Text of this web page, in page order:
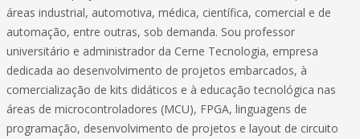
áreas industrial, automotiva, médica, científica, comercial e de
automação, entre outras, sob demanda. Sou professor
universitário e administrador da Cerne Tecnologia, empresa
dedicada ao desenvolvimento de projetos embarcados, à
comercialização de kits didáticos e à educação tecnológica nas
áreas de microcontroladores (MCU), FPGA, linguagens de
programação, desenvolvimento de projetos e layout de circuito